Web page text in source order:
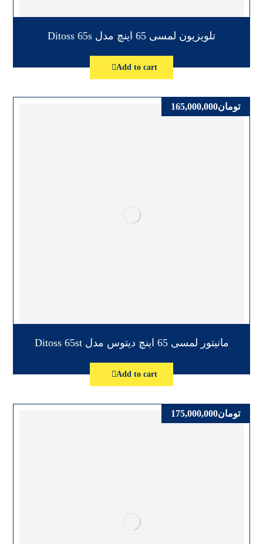
تلویزیون لمسی 65 اینچ مدل Ditoss 65s
Add to cart
مانیتور لمسی 65 اینچ دیتوس مدل Ditoss 65st
تومان165,000,000
Add to cart
تومان175,000,000